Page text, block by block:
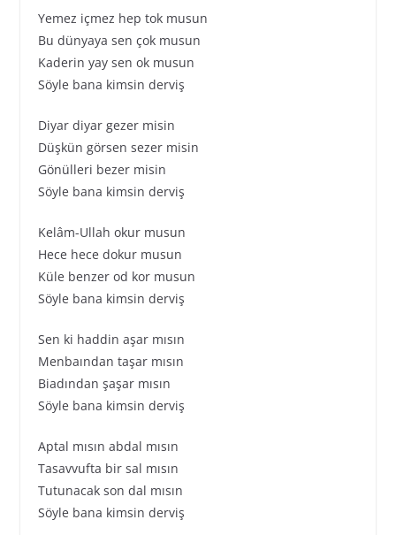
Yemez içmez hep tok musun
Bu dünyaya sen çok musun
Kaderin yay sen ok musun
Söyle bana kimsin derviş
Diyar diyar gezer misin
Düşkün görsen sezer misin
Gönülleri bezer misin
Söyle bana kimsin derviş
Kelâm-Ullah okur musun
Hece hece dokur musun
Küle benzer od kor musun
Söyle bana kimsin derviş
Sen ki haddin aşar mısın
Menbaından taşar mısın
Biadından şaşar mısın
Söyle bana kimsin derviş
Aptal mısın abdal mısın
Tasavvufta bir sal mısın
Tutunacak son dal mısın
Söyle bana kimsin derviş